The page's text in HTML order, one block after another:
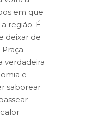
em que
região. É
deixar de
verdadeira
e
saborear